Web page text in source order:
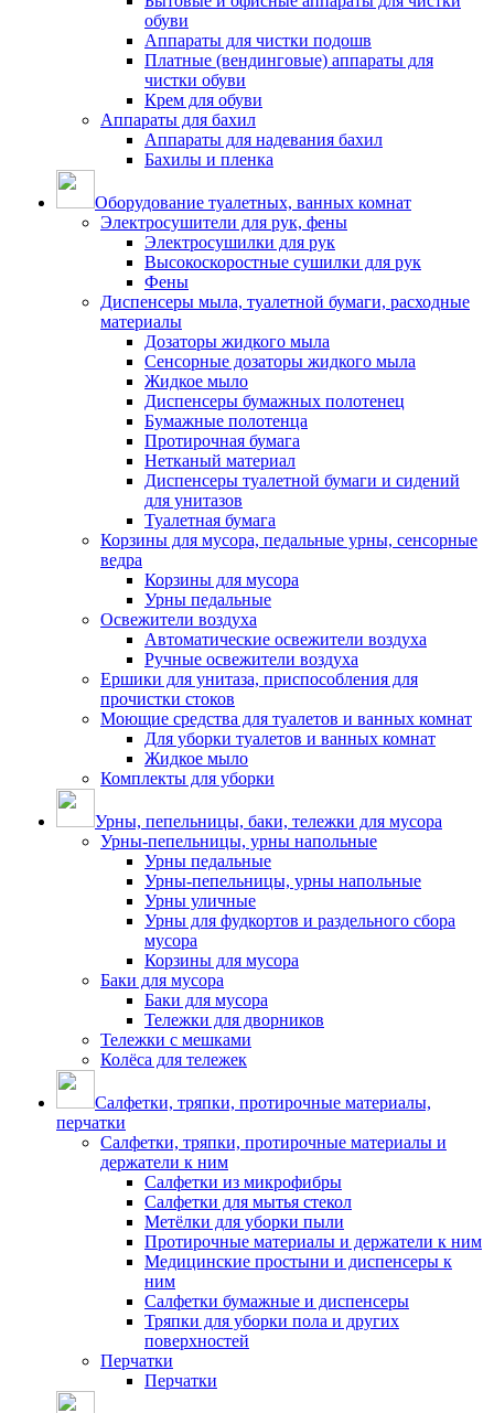
обуви
Аппараты для чистки подошв
Платные (вендинговые) аппараты для
чистки обуви
Крем для обуви
Аппараты для бахил
Аппараты для надевания бахил
Бахилы и пленка
Оборудование туалетных, ванных комнат
Электросушители для рук, фены
Электросушилки для рук
Высокоскоростные сушилки для рук
Фены
Диспенсеры мыла, туалетной бумаги, расходные
материалы
Дозаторы жидкого мыла
Сенсорные дозаторы жидкого мыла
Жидкое мыло
Диспенсеры бумажных полотенец
Бумажные полотенца
Протирочная бумага
Нетканый материал
Диспенсеры туалетной бумаги и сидений
для унитазов
Туалетная бумага
Корзины для мусора, педальные урны, сенсорные
ведра
Корзины для мусора
Урны педальные
Освежители воздуха
Автоматические освежители воздуха
Ручные освежители воздуха
Ершики для унитаза, приспособления для
прочистки стоков
Моющие средства для туалетов и ванных комнат
Для уборки туалетов и ванных комнат
Жидкое мыло
Комплекты для уборки
Урны, пепельницы, баки, тележки для мусора
Урны-пепельницы, урны напольные
Урны педальные
Урны-пепельницы, урны напольные
Урны уличные
Урны для фудкортов и раздельного сбора
мусора
Корзины для мусора
Баки для мусора
Баки для мусора
Тележки для дворников
Тележки с мешками
Колёса для тележек
Салфетки, тряпки, протирочные материалы,
перчатки
Салфетки, тряпки, протирочные материалы и
держатели к ним
Салфетки из микрофибры
Салфетки для мытья стекол
Метёлки для уборки пыли
Протирочные материалы и держатели к ним
Медицинские простыни и диспенсеры к
ним
Салфетки бумажные и диспенсеры
Тряпки для уборки пола и других
поверхностей
Перчатки
Перчатки